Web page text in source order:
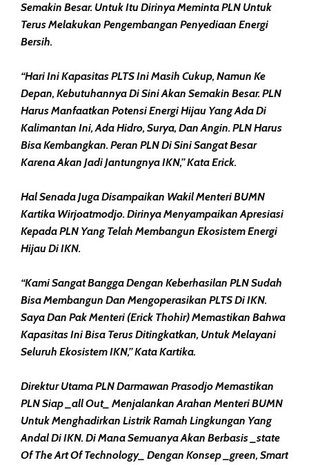
Semakin Besar. Untuk Itu Dirinya Meminta PLN Untuk
Terus Melakukan Pengembangan Penyediaan Energi
Bersih.
“Hari Ini Kapasitas PLTS Ini Masih Cukup, Namun Ke
Depan, Kebutuhannya Di Sini Akan Semakin Besar. PLN
Harus Manfaatkan Potensi Energi Hijau Yang Ada Di
Kalimantan Ini, Ada Hidro, Surya, Dan Angin. PLN Harus
Bisa Kembangkan. Peran PLN Di Sini Sangat Besar
Karena Akan Jadi Jantungnya IKN,” Kata Erick.
Hal Senada Juga Disampaikan Wakil Menteri BUMN
Kartika Wirjoatmodjo. Dirinya Menyampaikan Apresiasi
Kepada PLN Yang Telah Membangun Ekosistem Energi
Hijau Di IKN.
“Kami Sangat Bangga Dengan Keberhasilan PLN Sudah
Bisa Membangun Dan Mengoperasikan PLTS Di IKN.
Saya Dan Pak Menteri (Erick Thohir) Memastikan Bahwa
Kapasitas Ini Bisa Terus Ditingkatkan, Untuk Melayani
Seluruh Ekosistem IKN,” Kata Kartika.
Direktur Utama PLN Darmawan Prasodjo Memastikan
PLN Siap _all Out_ Menjalankan Arahan Menteri BUMN
Untuk Menghadirkan Listrik Ramah Lingkungan Yang
Andal Di IKN. Di Mana Semuanya Akan Berbasis _state
Of The Art Of Technology_ Dengan Konsep _green, Smart